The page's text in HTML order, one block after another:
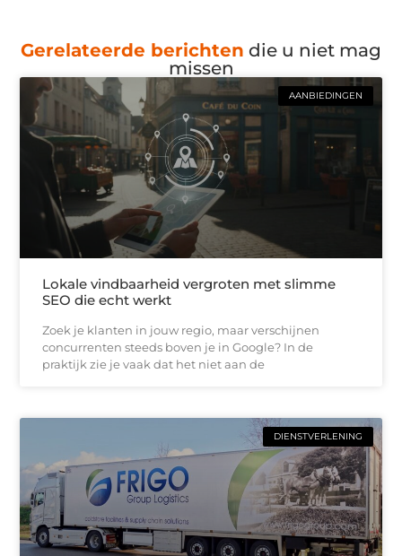
Gerelateerde berichten die u niet mag
missen
AANBIEDINGEN
Lokale vindbaarheid vergroten met slimme
SEO die echt werkt
Zoek je klanten in jouw regio, maar verschijnen
concurrenten steeds boven je in Google? In de
praktijk zie je vaak dat het niet aan de
DIENSTVERLENING